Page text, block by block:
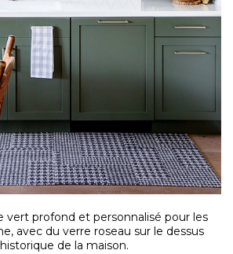
vert profond et personnalisé pour les
avec du verre roseau sur le dessus
de la maison.